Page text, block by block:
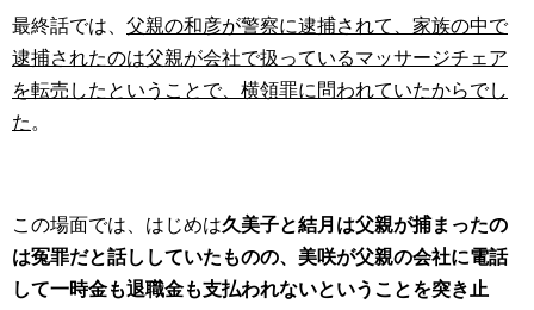
最終話では、 父親の和彦が警察に逮捕されて、家族の中で
逮捕されたのは父親が会社で扱っているマッサージチェア
を転売したということで、横領罪に問われていたからでし
た 。
この場面では、はじめは久美子と結月は父親が捕まったの
は冤罪だと話ししていたものの、美咲が父親の会社に電話
して一時金も退職金も支払われないということを突き止